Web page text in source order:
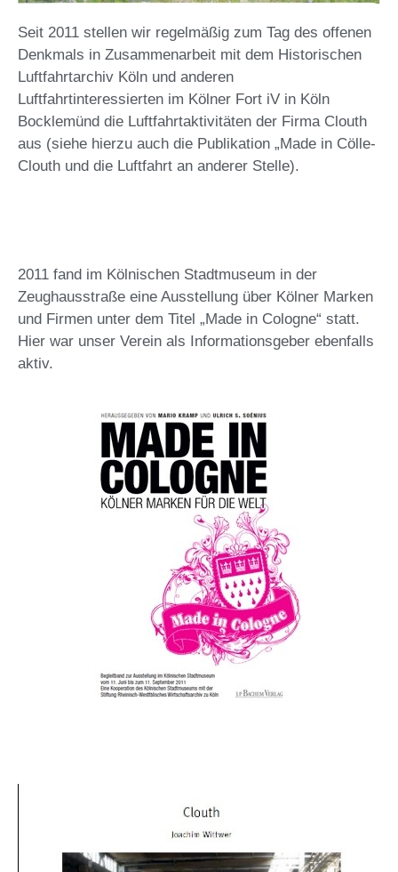
Seit 2011 stellen wir regelmäßig zum Tag des offenen
Denkmals in Zusammenarbeit mit dem Historischen
Luftfahrtarchiv Köln und anderen
Luftfahrtinteressierten im Kölner Fort iV in Köln
Bocklemünd die Luftfahrtaktivitäten der Firma Clouth
aus (siehe hierzu auch die Publikation „Made in Cölle-
Clouth und die Luftfahrt an anderer Stelle).
2011 fand im Kölnischen Stadtmuseum in der
Zeughausstraße eine Ausstellung über Kölner Marken
und Firmen unter dem Titel „Made in Cologne“ statt.
Hier war unser Verein als Informationsgeber ebenfalls
aktiv.